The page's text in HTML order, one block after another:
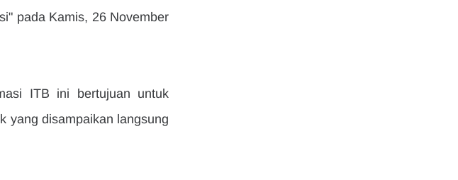
pada Kamis, 26 November
ITB ini bertujuan untuk
yang disampaikan langsung